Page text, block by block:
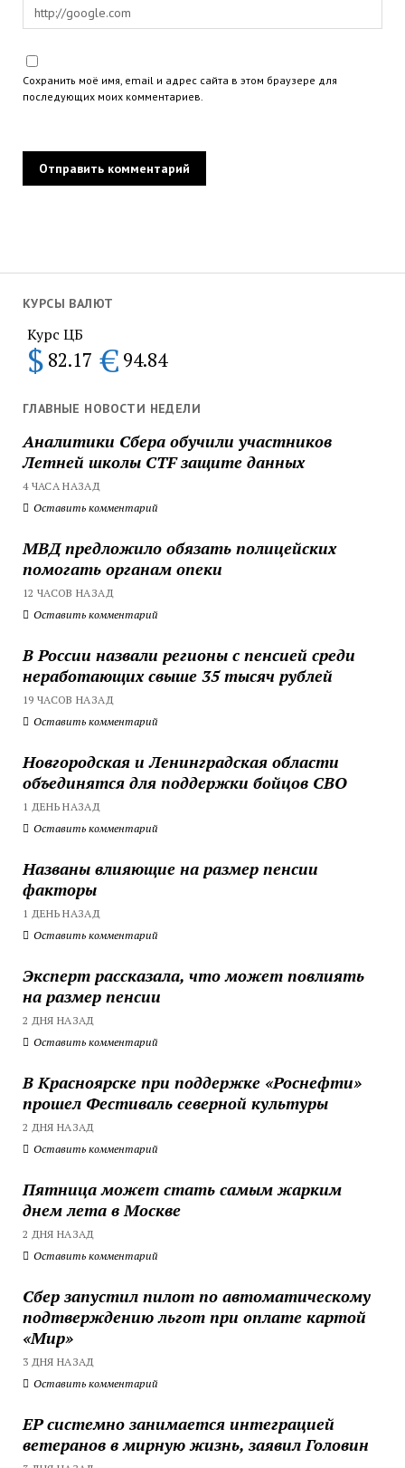
КУРСЫ ВАЛЮТ
Курс ЦБ
$ 82.17 € 94.84
ГЛАВНЫЕ НОВОСТИ НЕДЕЛИ
Аналитики Сбера обучили участников
Летней школы CTF защите данных
4 ЧАСА НАЗАД
Оставить комментарий
МВД предложило обязать полицейских
помогать органам опеки
12 ЧАСОВ НАЗАД
Оставить комментарий
В России назвали регионы с пенсией среди
неработающих свыше 35 тысяч рублей
19 ЧАСОВ НАЗАД
Оставить комментарий
Новгородская и Ленинградская области
объединятся для поддержки бойцов СВО
1 ДЕНЬ НАЗАД
Оставить комментарий
Названы влияющие на размер пенсии
факторы
1 ДЕНЬ НАЗАД
Оставить комментарий
Эксперт рассказала, что может повлиять
на размер пенсии
2 ДНЯ НАЗАД
Оставить комментарий
В Красноярске при поддержке «Роснефти»
прошел Фестиваль северной культуры
2 ДНЯ НАЗАД
Оставить комментарий
Пятница может стать самым жарким
днем лета в Москве
2 ДНЯ НАЗАД
Оставить комментарий
Сбер запустил пилот по автоматическому
подтверждению льгот при оплате картой
«Мир»
3 ДНЯ НАЗАД
Оставить комментарий
ЕР системно занимается интеграцией
ветеранов в мирную жизнь, заявил Головин
Сохранить моё имя, email и адрес сайта в этом браузере для
последующих моих комментариев.